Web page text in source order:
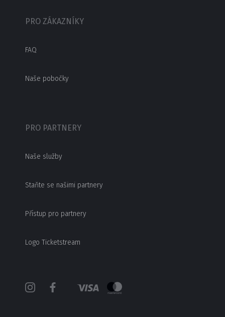
PRO ZÁKAZNÍKY
FAQ
Naše pobočky
PRO PARTNERY
Naše služby
Staňte se našimi partnery
Přístup pro partnery
Logo Ticketstream